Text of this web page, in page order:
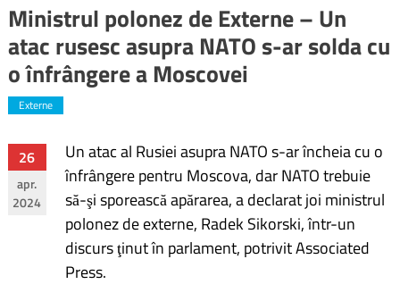
Ministrul polonez de Externe – Un
atac rusesc asupra NATO s-ar solda cu
o înfrângere a Moscovei
Externe
26
apr.
2024
Un atac al Rusiei asupra NATO s-ar încheia cu o
înfrângere pentru Moscova, dar NATO trebuie
să-şi sporească apărarea, a declarat joi ministrul
polonez de externe, Radek Sikorski, într-un
discurs ţinut în parlament, potrivit Associated
Press.
Navigare
în
articole